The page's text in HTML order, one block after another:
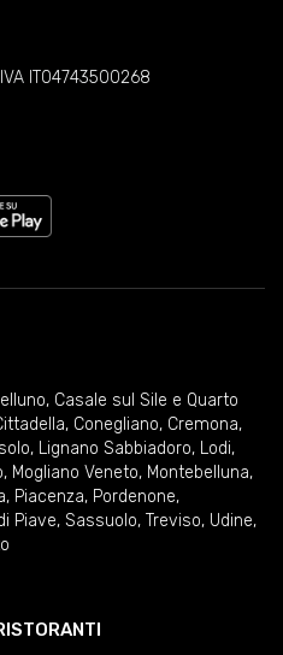
IT04743500268
, Casale sul Sile e Quarto
, Conegliano, Cremona,
, Lignano Sabbiadoro, Lodi,
, Mogliano Veneto, Montebelluna,
, Piacenza, Pordenone,
Piave, Sassuolo, Treviso, Udine,